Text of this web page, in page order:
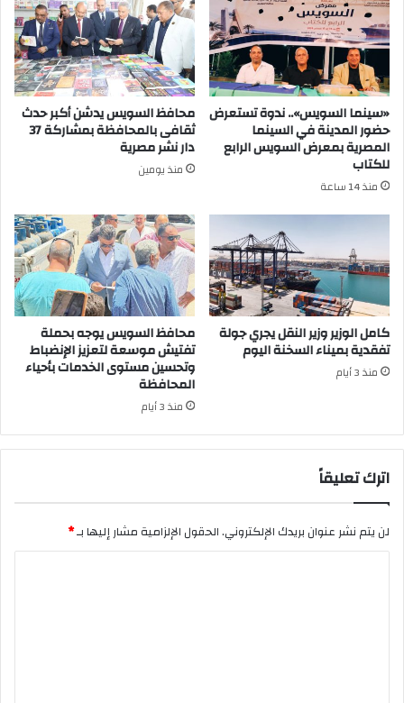
«سينما السويس».. ندوة تستعرض
حضور المدينة في السينما
المصرية بمعرض السويس الرابع
للكتاب
منذ 14 ساعة
محافظ السويس يدشن أكبر حدث
ثقافى بالمحافظة بمشاركة 37
دار نشر مصرية
منذ يومين
كامل الوزير وزير النقل يجري جولة
تفقدية بميناء السخنة اليوم
منذ 3 أيام
محافظ السويس يوجه بحملة
تفتيش موسعة لتعزيز الإنضباط
وتحسين مستوى الخدمات بأحياء
المحافظة
منذ 3 أيام
اترك تعليقاً
لن يتم نشر عنوان بريدك الإلكتروني.الحقول الإلزامية مشار إليها بـ*